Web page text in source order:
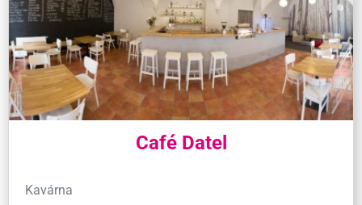
Café Datel
Kavárna